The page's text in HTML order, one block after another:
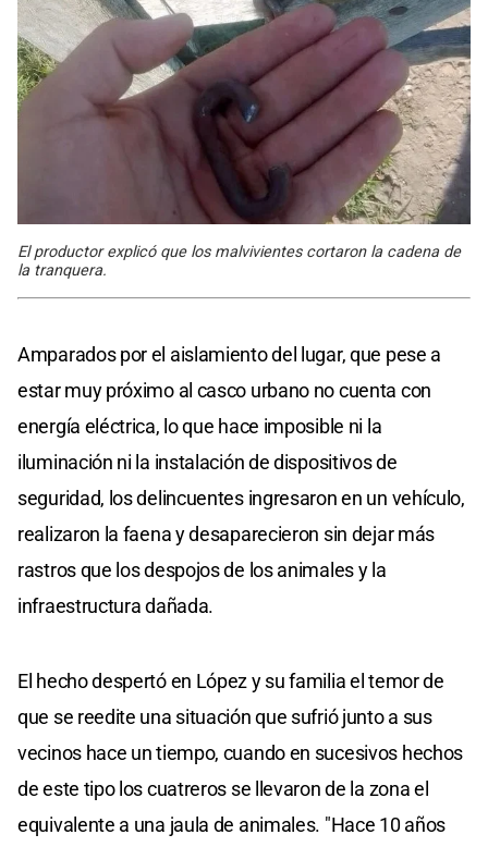
El productor explicó que los malvivientes cortaron la cadena de
la tranquera.
Amparados por el aislamiento del lugar, que pese a
estar muy próximo al casco urbano no cuenta con
energía eléctrica, lo que hace imposible ni la
iluminación ni la instalación de dispositivos de
seguridad, los delincuentes ingresaron en un vehículo,
realizaron la faena y desaparecieron sin dejar más
rastros que los despojos de los animales y la
infraestructura dañada.
El hecho despertó en López y su familia el temor de
que se reedite una situación que sufrió junto a sus
vecinos hace un tiempo, cuando en sucesivos hechos
de este tipo los cuatreros se llevaron de la zona el
equivalente a una jaula de animales. "Hace 10 años